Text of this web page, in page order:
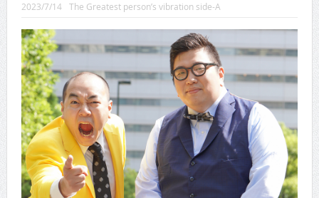
CINEMA×STYLE 293号
2023/7/14 The Greatest person’s vibration side-A